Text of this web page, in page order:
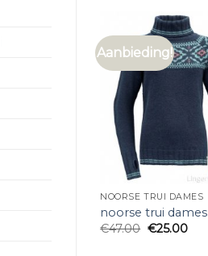
Aanbieding!
NOORSE TRUI DAMES
noorse trui dames
€47.00 €25.00